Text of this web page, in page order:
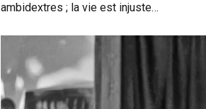
ambidextres ; la vie est injuste…